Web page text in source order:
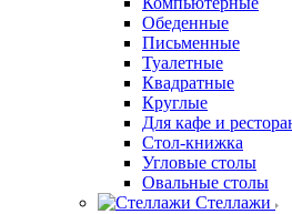
Обеденные
Письменные
Туалетные
Квадратные
Круглые
Для кафе и
Стол-книжка
Угловые столы
Овальные столы
Стеллажи